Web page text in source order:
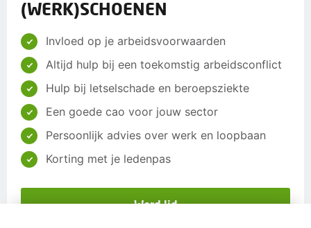
(WERK)SCHOENEN
Invloed op je arbeidsvoorwaarden
Altijd hulp bij een toekomstig arbeidsconflict
Hulp bij letselschade en beroepsziekte
Een goede cao voor jouw sector
Persoonlijk advies over werk en loopbaan
Korting met je ledenpas
Word lid